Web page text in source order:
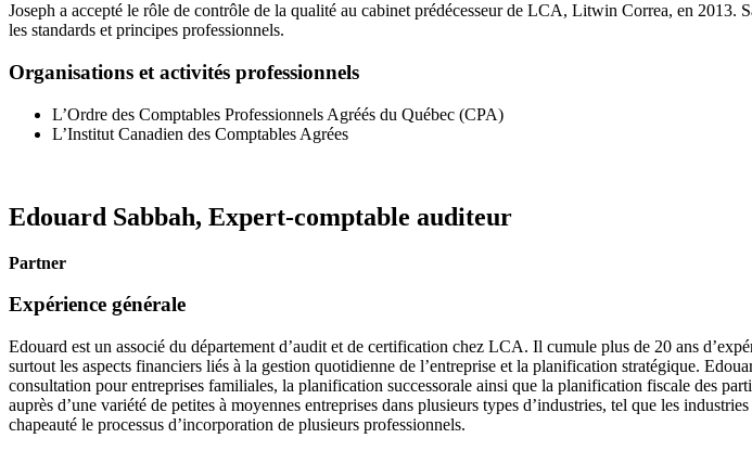
Joseph a accepté le rôle de contrôle de la qualité au cabinet prédécesseur de LCA, Litwin Correa, en
les standards et principes professionnels.
Organisations et activités professionnels
L’Ordre des Comptables Professionnels Agréés du Québec (CPA)
L’Institut Canadien des Comptables Agrées
Edouard Sabbah, Expert-comptable auditeur
Partner
Expérience générale
Edouard est un associé du département d’audit et de certification chez LCA. Il cumule plus de 20 ans
surtout les aspects financiers liés à la gestion quotidienne de l’entreprise et la planification stratégique.
consultation pour entreprises familiales, la planification successorale ainsi que la planification fiscale des
auprès d’une variété de petites à moyennes entreprises dans plusieurs types d’industries, tel que les
chapeauté le processus d’incorporation de plusieurs professionnels.